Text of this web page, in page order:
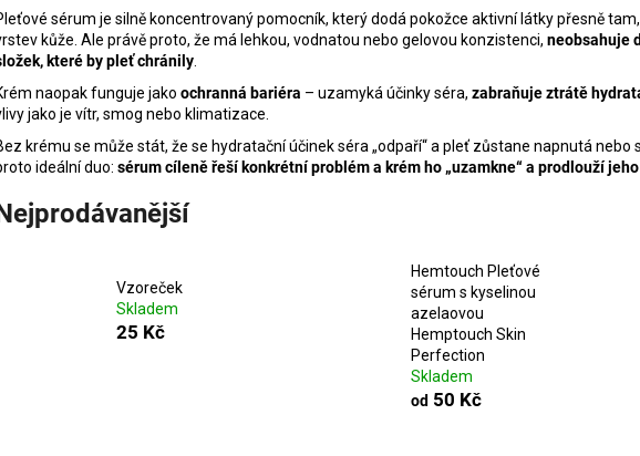
sérum je silně koncentrovaný pomocník, který dodá pokožce aktivní látky přesně
kůže. Ale právě proto, že má lehkou, vodnatou nebo gelovou konzistenci, neobsahuje
které by pleť chránily
naopak funguje jako ochranná bariéra – uzamyká účinky séra, zabraňuje ztrátě
jako je vítr, smog nebo klimatizace.
krému se může stát, že se hydratační účinek séra „odpaří“ a pleť zůstane napnutá nebo
ideální duo: sérum cíleně řeší konkrétní problém a krém ho „uzamkne“ a prodlouží
Vzoreček
Skladem
25 Kč
Hemtouch Pleťové
sérum s kyselinou
azelaovou
Hemptouch Skin
Perfection
Skladem
od50 Kč
Kč
200 Kč